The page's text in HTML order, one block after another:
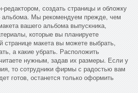
редактором, создать страницы и обложку
альбома. Мы рекомендуем прежде, чем
вашего альбома выпускника,
которые вы планируете
странице макета вы можете выбрать,
а какие убрать. Расположить
нужным, задав их размеры. Если у
то сотрудники фирмы с радостью вам
готов, останется только оформить